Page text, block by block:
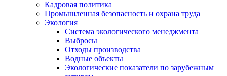
Кадровая политика
Промышленная безопасность и охрана труда
Экология
Система экологического менеджмента
Выбросы
Отходы производства
Водные объекты
Экологические показатели по зарубежным